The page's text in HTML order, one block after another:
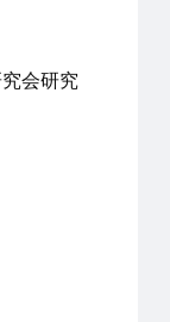
会研究